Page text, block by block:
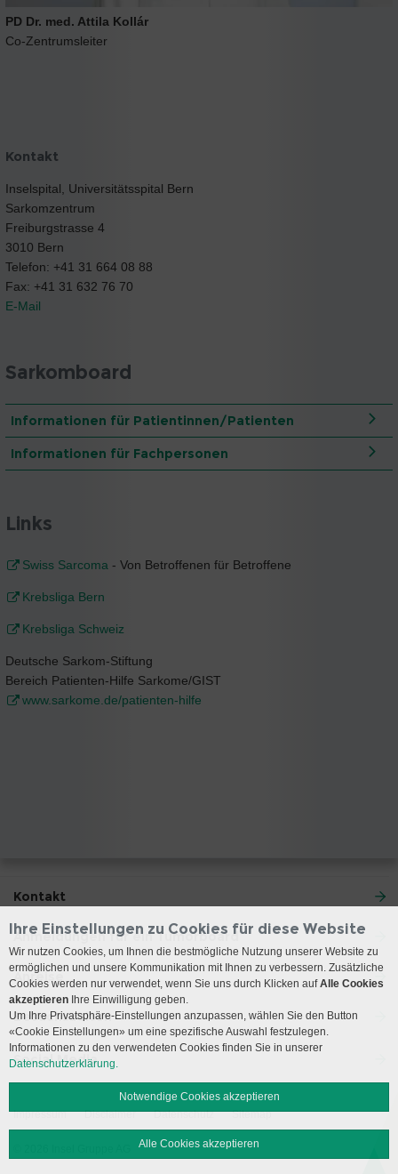
PD Dr. med. Attila Kollár
Co-Zentrumsleiter
Kontakt
Inselspital, Universitätsspital Bern
Sarkomzentrum
Freiburgstrasse 4
3010 Bern
Telefon: +41 31 664 08 88
Fax: +41 31 632 76 70
E-Mail
Sarkomboard
Informationen für Patientinnen/Patienten
Informationen für Fachpersonen
Links
Swiss Sarcoma - Von Betroffenen für Betroffene
Krebsliga Bern
Krebsliga Schweiz
Deutsche Sarkom-Stiftung
Bereich Patienten-Hilfe Sarkome/GIST
www.sarkome.de/patienten-hilfe
Kontakt
Anmeldungen für ein Tumorboard
Anreise
Besuchszeiten
Social Media
Impressum Disclaimer Datenschutz Sitemap
Ihre Einstellungen zu Cookies für diese Website
Wir nutzen Cookies, um Ihnen die bestmögliche Nutzung unserer Website zu
ermöglichen und unsere Kommunikation mit Ihnen zu verbessern. Zusätzliche
Cookies werden nur verwendet, wenn Sie uns durch Klicken aufAlle Cookies
akzeptieren Ihre Einwilligung geben.
Um Ihre Privatsphäre-Einstellungen anzupassen, wählen Sie den Button
«Cookie Einstellungen» um eine spezifische Auswahl festzulegen.
Informationen zu den verwendeten Cookies finden Sie in unserer
Datenschutzerklärung.
Notwendige Cookies akzeptieren
Alle Cookies akzeptieren